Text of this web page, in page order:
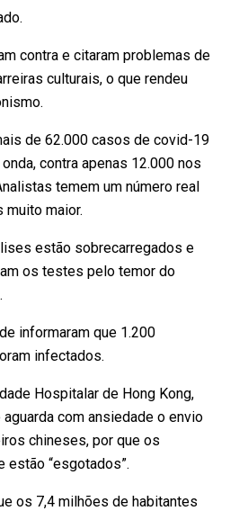
contra e citaram problemas de
culturais, o que rendeu
de 62.000 casos de covid-19
contra apenas 12.000 nos
temem um número real
maior.
estão sobrecarregados e
os testes pelo temor do
informaram que 1.200
infectados.
Hospitalar de Hong Kong,
aguarda com ansiedade o envio
chineses, por que os
“esgotados”.
os 7,4 milhões de habitantes